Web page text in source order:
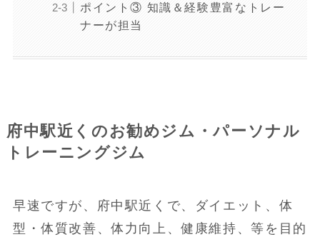
ポイント③ 知識＆経験豊富なトレー
ナーが担当
府中駅近くのお勧めジム・パーソナル
トレーニングジム
早速ですが、府中駅近くで、ダイエット、体
型・体質改善、体力向上、健康維持、等を目的